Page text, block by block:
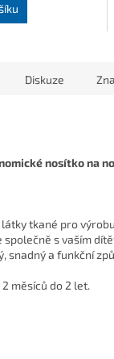
Diskuze
nosítko na
tkané pro
s vaším
snadný a funkční
měsíců do 2 let.